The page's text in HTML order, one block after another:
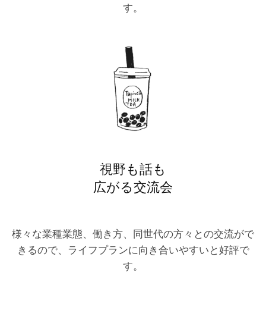
す。
視野も話も
広がる交流会
様々な業種業態、働き方、同世代の方々との交流がで
きるので、ライフプランに向き合いやすいと好評で
す。